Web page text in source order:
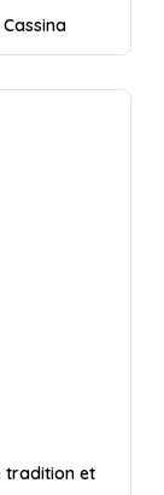
tradition et